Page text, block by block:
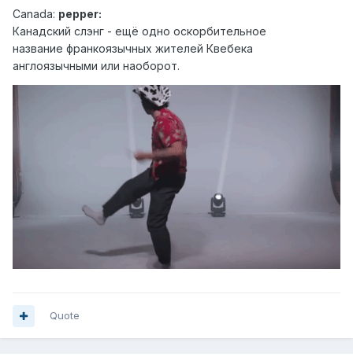
Canada: pepper:
Канадский слэн г - ещё одно оскорбительное
название франкоязычных жителей Квебека
англоязычными или наоборот.
Quote